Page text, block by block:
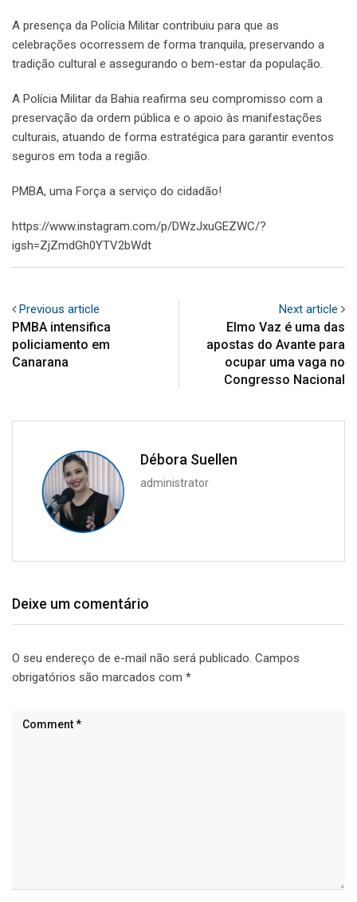
A presença da Polícia Militar contribuiu para que as
celebrações ocorressem de forma tranquila, preservando a
tradição cultural e assegurando o bem-estar da população.
A Polícia Militar da Bahia reafirma seu compromisso com a
preservação da ordem pública e o apoio às manifestações
culturais, atuando de forma estratégica para garantir eventos
seguros em toda a região.
PMBA, uma Força a serviço do cidadão!
https://www.instagram.com/p/DWzJxuGEZWC/?
igsh=ZjZmdGh0YTV2bWdt
Previous article
PMBA intensifica
policiamento em
Canarana
Next article
Elmo Vaz é uma das
apostas do Avante para
ocupar uma vaga no
Congresso Nacional
Débora Suellen
administrator
Deixe um comentário
O seu endereço de e-mail não será publicado. Campos
obrigatórios são marcados com *